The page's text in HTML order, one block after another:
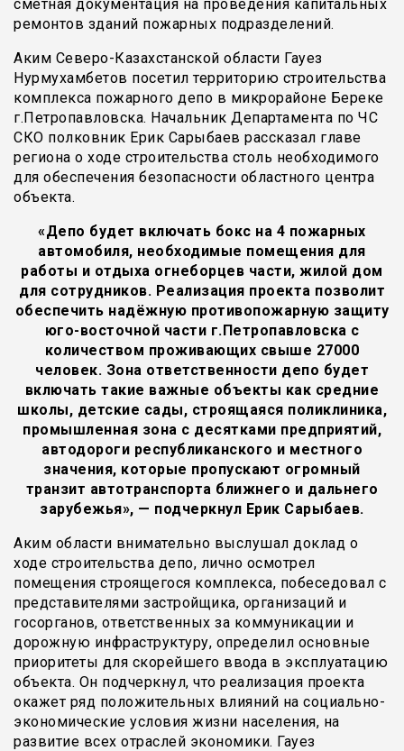
сметная документация на проведения капитальных
ремонтов зданий пожарных подразделений.
Аким Северо-Казахстанской области Гауез
Нурмухамбетов посетил территорию строительства
комплекса пожарного депо в микрорайоне Береке
г.Петропавловска. Начальник Департамента по ЧС
СКО полковник Ерик Сарыбаев рассказал главе
региона о ходе строительства столь необходимого
для обеспечения безопасности областного центра
объекта.
«Депо будет включать бокс на 4 пожарных
автомобиля, необходимые помещения для
работы и отдыха огнеборцев части, жилой дом
для сотрудников. Реализация проекта позволит
обеспечить надёжную противопожарную защиту
юго-восточной части г.Петропавловска с
количеством проживающих свыше 27000
человек. Зона ответственности депо будет
включать такие важные объекты как средние
школы, детские сады, строящаяся поликлиника,
промышленная зона с десятками предприятий,
автодороги республиканского и местного
значения, которые пропускают огромный
транзит автотранспорта ближнего и дальнего
зарубежья», — подчеркнул Ерик Сарыбаев.
Аким области внимательно выслушал доклад о
ходе строительства депо, лично осмотрел
помещения строящегося комплекса, побеседовал с
представителями застройщика, организаций и
госорганов, ответственных за коммуникации и
дорожную инфраструктуру, определил основные
приоритеты для скорейшего ввода в эксплуатацию
объекта. Он подчеркнул, что реализация проекта
окажет ряд положительных влияний на социально-
экономические условия жизни населения, на
развитие всех отраслей экономики. Гауез